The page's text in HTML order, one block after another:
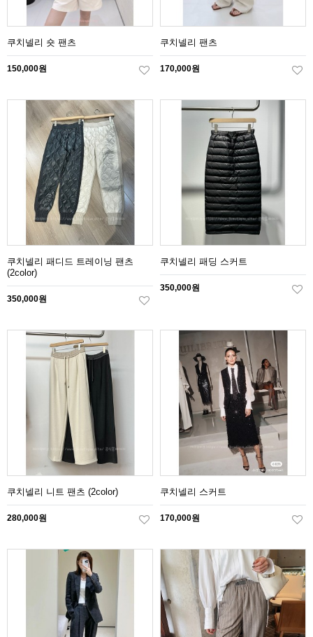
쿠치넬리 숏 팬츠
150,000원
쿠치넬리 팬츠
170,000원
쿠치넬리 패디드 트레이닝 팬츠
(2color)
350,000원
쿠치넬리 패딩 스커트
350,000원
쿠치넬리 니트 팬츠 (2color)
280,000원
쿠치넬리 스커트
170,000원